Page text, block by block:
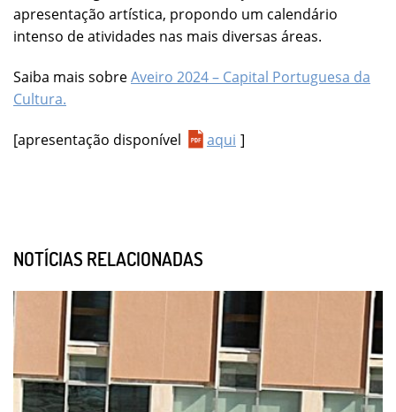
apresentação artística, propondo um calendário
intenso de atividades nas mais diversas áreas.
Saiba mais sobreAveiro 2024 – Capital Portuguesa da
Cultura.
[apresentação disponível aqui ]
NOTÍCIAS RELACIONADAS